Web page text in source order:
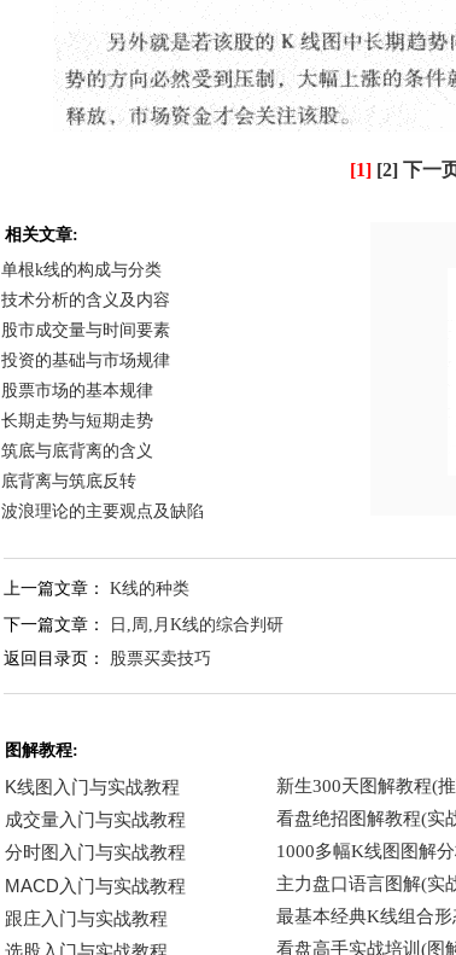
[1] [2] 下一
相关文章:
单根k线的构成与分类
技术分析的含义及内容
股市成交量与时间要素
投资的基础与市场规律
股票市场的基本规律
长期走势与短期走势
筑底与底背离的含义
底背离与筑底反转
波浪理论的主要观点及缺陷
上一篇文章： K线的种类
下一篇文章：
日,周,月K线的综合判研
返回目录页： 股票买卖技巧
图解教程: